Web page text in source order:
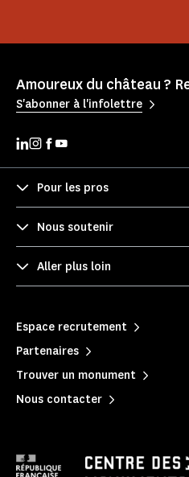
Amoureux du château ?
S'abonner à l'infolettre
Pour les pros
Nous soutenir
Aller plus loin
Espace recrutement
Partenaires
Trouver un monument
Nous contacter